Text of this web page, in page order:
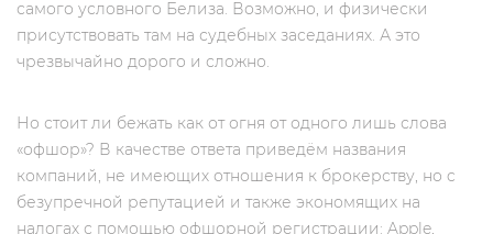
самого условного Белиза. Возможно, и физически
присутствовать там на судебных заседаниях. А это
чрезвычайно дорого и сложно.
Но стоит ли бежать как от огня от одного лишь слова
«офшор»? В качестве ответа приведём названия
компаний, не имеющих отношения к брокерству, но c
безупречной репутацией и также экономящих на
налогах с помощью офшорной регистрации: Apple,